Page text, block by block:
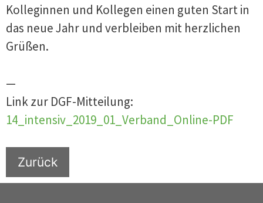
Kolleginnen und Kollegen einen guten Start in
das neue Jahr und verbleiben mit herzlichen
Grüßen.
—
Link zur DGF-Mitteilung:
14_intensiv_2019_01_Verband_Online-PDF
Zurück